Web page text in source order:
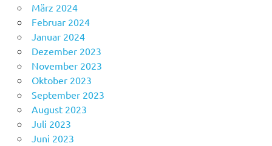
März 2024
Februar 2024
Januar 2024
Dezember 2023
November 2023
Oktober 2023
September 2023
August 2023
Juli 2023
Juni 2023